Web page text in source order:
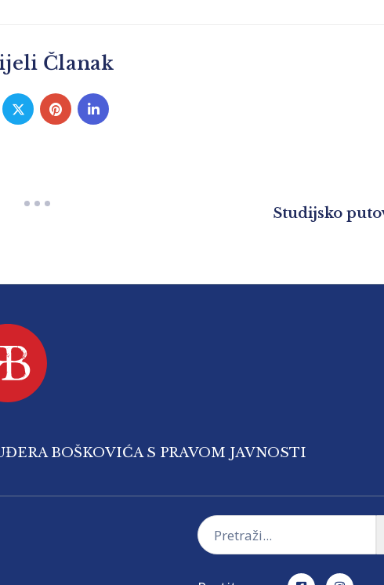
Članak
Studijsko
BOŠKOVIĆA S PRAVOM JAVNOSTI